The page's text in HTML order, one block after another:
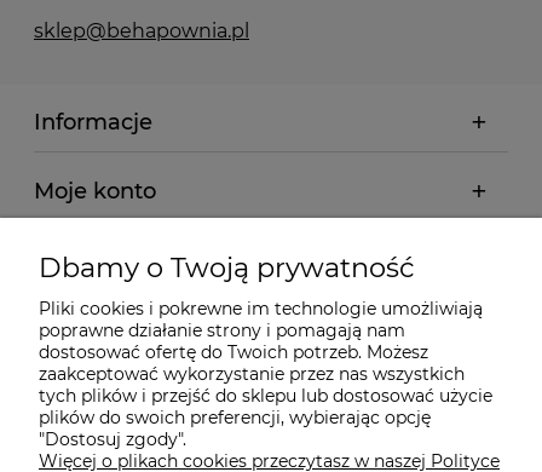
sklep@behapownia.pl
Informacje
Moje konto
Płatności i dostawa
Wybrane Kategorie
Wybrane Marki
Dbamy o Twoją prywatność
Pliki cookies i pokrewne im technologie umożliwiają
poprawne działanie strony i pomagają nam
dostosować ofertę do Twoich potrzeb. Możesz
zaakceptować wykorzystanie przez nas wszystkich
tych plików i przejść do sklepu lub dostosować użycie
plików do swoich preferencji, wybierając opcję
"Dostosuj zgody".
Więcej o plikach cookies przeczytasz w naszej Polityce